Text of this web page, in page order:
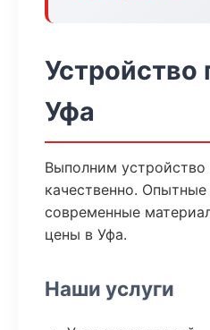
Устройство
Уфа
Выполним
качественно.
современные
цены в Уфа.
Наши услуги